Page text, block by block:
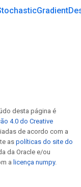
Gradient
desta página é
4.0 do Creative
de acordo com a
aspolíticas do site do
da Oracle e/ou
a licença numpy.